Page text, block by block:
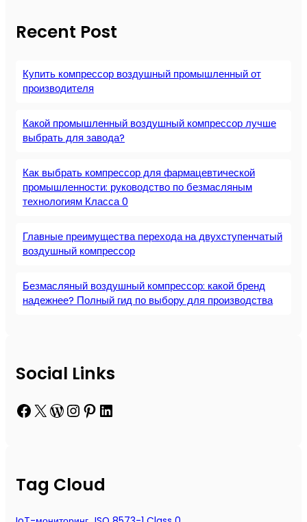
Recent Post
Купить компрессор воздушный промышленный от
производителя
Какой промышленный воздушный компрессор лучше
выбрать для завода?
Как выбрать компрессор для фармацевтической
промышленности: руководство по безмасляным
технологиям Класса 0
Главные преимущества перехода на двухступенчатый
воздушный компрессор
Безмасляный воздушный компрессор: какой бренд
надежнее? Полный гид по выбору для производства
Social Links
Facebook X WordPress InstagramPinterest LinkedIn
Tag Cloud